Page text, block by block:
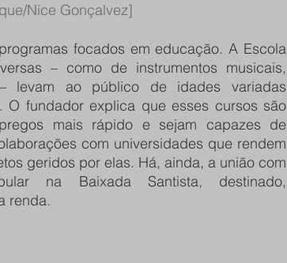
Nice Gonçalvez]
focados em educação. A Escola
– como de instrumentos musicais,
levam ao público de idades variadas
O fundador explica que esses cursos são
mais rápido e sejam capazes de
com universidades que rendem
geridos por elas. Há, ainda, a união com
na Baixada Santista, destinado,
renda.